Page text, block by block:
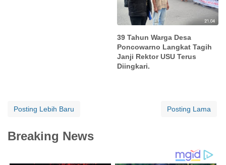
39 Tahun Warga Desa
Poncowarno Langkat Tagih
Janji Rektor USU Terus
Diingkari.
Posting Lebih Baru Posting Lama
Breaking News